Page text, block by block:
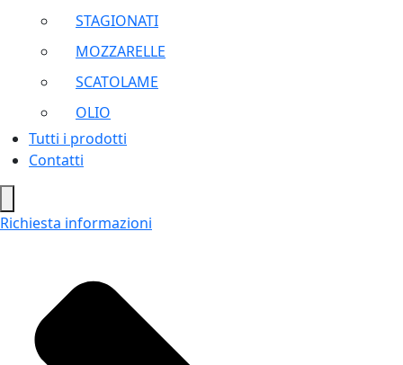
STAGIONATI
MOZZARELLE
SCATOLAME
OLIO
Tutti i prodotti
Contatti
Toggle
Richiesta informazioni